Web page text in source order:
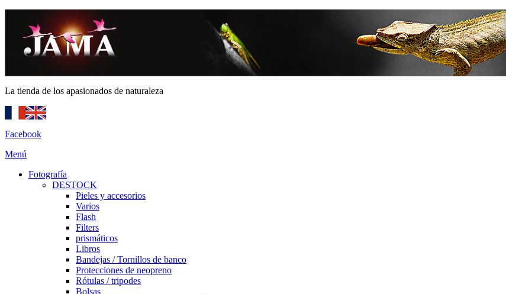
La tienda de los apasionados de naturaleza
Facebook
Menú
Fotografía
DESTOCK
Pieles y accesorios
Varios
Flash
Filters
prismáticos
Libros
Bandejas / Tornillos de banco
Protecciones de neopreno
Rótulas / tripodes
Bolsas